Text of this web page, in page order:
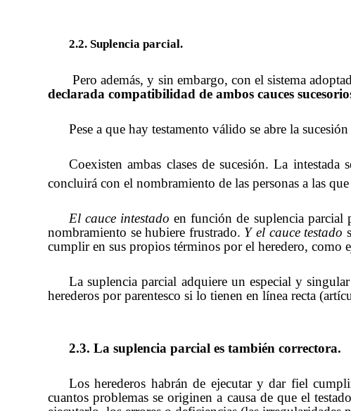
2.2. Suplencia parcial.
Pero además, y sin embargo, con el sistema
declarada compatibilidad de ambos cauces sucesorio
Pese a que hay testamento válido se abre la sucesión
Coexisten ambas clases de sucesión. La
concluirá con el nombramiento de las personas a las
El cauce intestado en función de suplencia parcial
nombramiento se hubiere frustrado. Y el cauce testado
cumplir en sus propios términos por el heredero, como
La suplencia parcial adquiere un especial y
herederos por parentesco si lo tienen en línea recta
2.3. La suplencia parcial es también correctora.
Los herederos habrán de ejecutar y dar fiel
cuantos problemas se originen a causa de que el